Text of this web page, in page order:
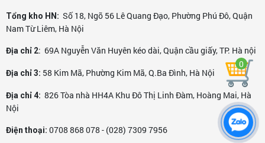
Tổng kho HN: Số 18, Ngõ 56 Lê Quang Đạo, Phường Phú Đô, Quận
Nam Từ Liêm, Hà Nội
Địa chỉ 2: 69A Nguyễn Văn Huyên kéo dài, Quận cầu giấy, TP. Hà nội
Địa chỉ 3: 58 Kim Mã, Phường Kim Mã, Q.Ba Đình, Hà Nội
Địa chỉ 4: 826 Tòa nhà HH4A Khu Đô Thị Linh Đàm, Hoàng Mai, Hà
Nội
Điện thoại: 0708 868 078 - (028) 7309 7956
0